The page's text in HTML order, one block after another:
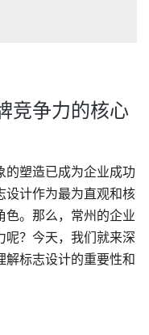
竞争力的核心
的塑造已成为企业成功
设计作为最为直观和核
。那么，常州的企业
？今天，我们就来深
解标志设计的重要性和